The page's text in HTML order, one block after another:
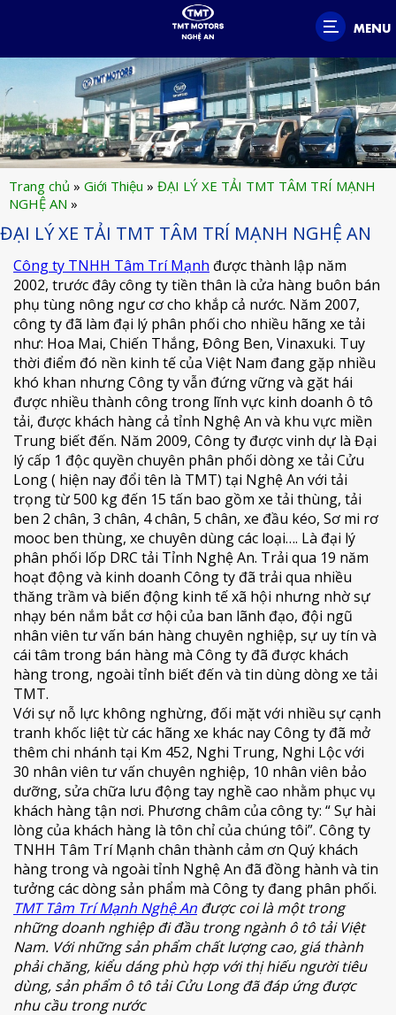
MENU
Trang chủ » Giới Thiệu » ĐẠI LÝ XE TẢI TMT TÂM TRÍ MẠNH
NGHỆ AN »
ĐẠI LÝ XE TẢI TMT TÂM TRÍ MẠNH NGHỆ AN
Công ty TNHH Tâm Trí Mạnh được thành lập năm
2002, trước đây công ty tiền thân là cửa hàng buôn bán
phụ tùng nông ngư cơ cho khắp cả nước. Năm 2007,
công ty đã làm đại lý phân phối cho nhiều hãng xe tải
như: Hoa Mai, Chiến Thắng, Đông Ben, Vinaxuki. Tuy
thời điểm đó nền kinh tế của Việt Nam đang gặp nhiều
khó khan nhưng Công ty vẫn đứng vững và gặt hái
được nhiều thành công trong lĩnh vực kinh doanh ô tô
tải, được khách hàng cả tỉnh Nghệ An và khu vực miền
Trung biết đến. Năm 2009, Công ty được vinh dự là Đại
lý cấp 1 độc quyền chuyên phân phối dòng xe tải Cửu
Long ( hiện nay đổi tên là TMT) tại Nghệ An với tải
trọng từ 500 kg đến 15 tấn bao gồm xe tải thùng, tải
ben 2 chân, 3 chân, 4 chân, 5 chân, xe đầu kéo, Sơ mi rơ
mooc ben thùng, xe chuyên dùng các loại…. Là đại lý
phân phối lốp DRC tải Tỉnh Nghệ An. Trải qua 19 năm
hoạt động và kinh doanh Công ty đã trải qua nhiều
thăng trầm và biến động kinh tế xã hội nhưng nhờ sự
nhạy bén nắm bắt cơ hội của ban lãnh đạo, đội ngũ
nhân viên tư vấn bán hàng chuyên nghiệp, sự uy tín và
cái tâm trong bán hàng mà Công ty đã được khách
hàng trong, ngoài tỉnh biết đến và tin dùng dòng xe tải
TMT.
Với sự nỗ lực không nghừng, đối mặt với nhiều sự cạnh
tranh khốc liệt từ các hãng xe khác nay Công ty đã mở
thêm chi nhánh tại Km 452, Nghi Trung, Nghi Lộc với
30 nhân viên tư vấn chuyên nghiệp, 10 nhân viên bảo
dưỡng, sửa chữa lưu động tay nghề cao nhằm phục vụ
khách hàng tận nơi. Phương châm của công ty: “ Sự hài
lòng của khách hàng là tôn chỉ của chúng tôi”. Công ty
TNHH Tâm Trí Mạnh chân thành cảm ơn Quý khách
hàng trong và ngoài tỉnh Nghệ An đã đồng hành và tin
tưởng các dòng sản phẩm mà Công ty đang phân phối.
TMT Tâm Trí Mạnh Nghệ An được coi là một trong
những doanh nghiệp đi đầu trong ngành ô tô tải Việt
Nam. Với những sản phẩm chất lượng cao, giá thành
phải chăng, kiểu dáng phù hợp với thị hiếu người tiêu
dùng, sản phẩm ô tô tải Cửu Long đã đáp ứng được
nhu cầu trong nước